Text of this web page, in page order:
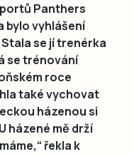
Panthers
bylo vyhlášení
se jí trenérka
se trénování
roce
také vychovat
házenou si
házené mě drží
řekla k